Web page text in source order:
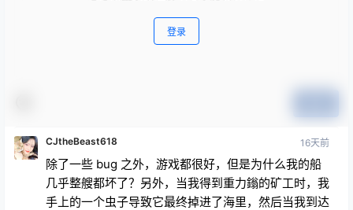
登录
CJtheBeast618 16天前
除了一些 bug 之外，游戏都很好，但是为什么我的船
几乎整艘都坏了？另外，当我得到重力鎓的矿工时，我
手上的一个虫子导致它最终掉进了海里，然后当我到达